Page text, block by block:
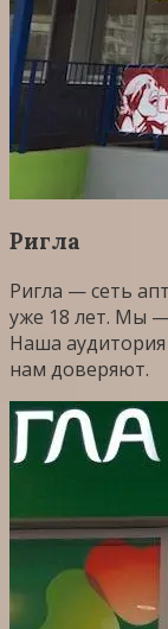
Ригла
Ригла — сеть
уже 18 лет. Мы —
Наша
нам доверяют.